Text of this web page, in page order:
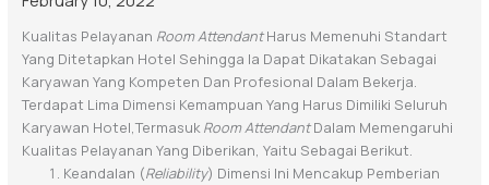
Kualitas Pelayanan Room AttendantHarus Memenuhi Standart
Yang Ditetapkan Hotel Sehingga Ia Dapat Dikatakan Sebagai
Karyawan Yang Kompeten Dan Profesional Dalam Bekerja.
Terdapat Lima Dimensi Kemampuan Yang Harus Dimiliki Seluruh
Karyawan Hotel,termasukRoom AttendantDalam Memengaruhi
Kualitas Pelayanan Yang Diberikan, Yaitu Sebagai Berikut.
Keandalan (Reliability) Dimensi Ini Mencakup Pemberian